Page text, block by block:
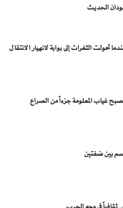
في السودان الحديث
تحولت الثغرات إلى بوابة لانهيار الانتقال
غياب المعلومة جزءاً من الصراع
بين ضفتين